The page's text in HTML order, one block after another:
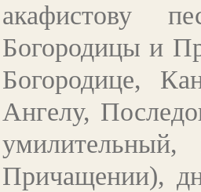
акафистову
Богородицы и
Богородице,
Ангелу,
Причащении),